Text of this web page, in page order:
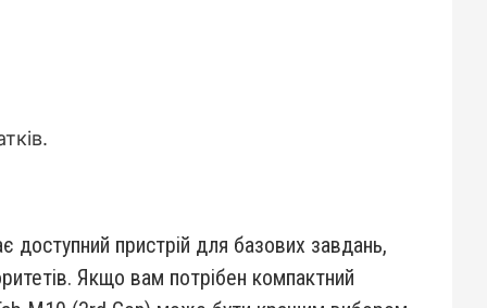
пристрій для базових завдань,
Якщо вам потрібен компактний